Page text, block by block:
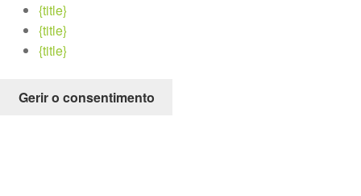
{title}
{title}
{title}
Gerir o consentimento